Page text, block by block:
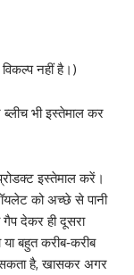
नहीं है।)
भी इस्तेमाल कर
इस्तेमाल करें।
को अच्छे से पानी
देकर ही दूसरा
बहुत करीब‑करीब
सकता है, खासकर अगर